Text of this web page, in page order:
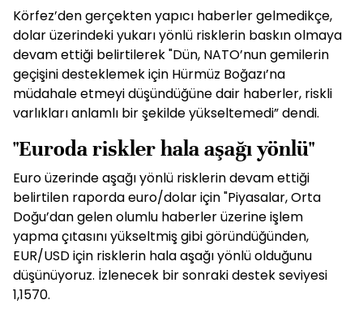
Körfez’den gerçekten yapıcı haberler gelmedikçe,
dolar üzerindeki yukarı yönlü risklerin baskın olmaya
devam ettiği belirtilerek "Dün, NATO’nun gemilerin
geçişini desteklemek için Hürmüz Boğazı’na
müdahale etmeyi düşündüğüne dair haberler, riskli
varlıkları anlamlı bir şekilde yükseltemedi” dendi.
"Euroda riskler hala aşağı yönlü"
Euro üzerinde aşağı yönlü risklerin devam ettiği
belirtilen raporda euro/dolar için "Piyasalar, Orta
Doğu’dan gelen olumlu haberler üzerine işlem
yapma çıtasını yükseltmiş gibi göründüğünden,
EUR/USD için risklerin hala aşağı yönlü olduğunu
düşünüyoruz. İzlenecek bir sonraki destek seviyesi
1,1570.